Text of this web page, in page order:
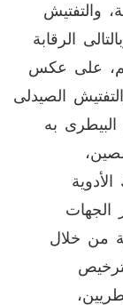
والتفتيش
الرقابة
على عكس
الصيدلى
به
الجهات
من خلال